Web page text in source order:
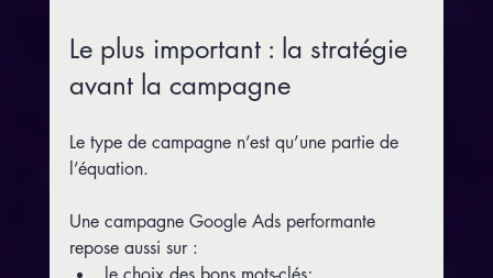
Le plus important : la stratégie
avant la campagne
Le type de campagne n’est qu’une partie de
l’équation.
Une campagne Google Ads performante
repose aussi sur :